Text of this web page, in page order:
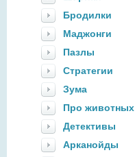
Бродилки
Маджонги
Пазлы
Стратегии
Зума
Про животных
Детективы
Арканойды